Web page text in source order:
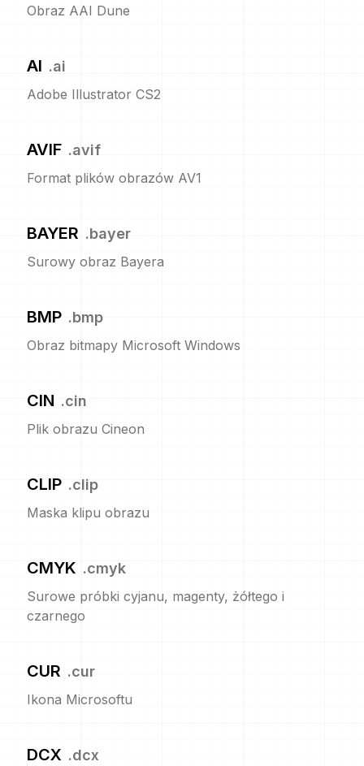
Obraz AAI Dune
AI .ai
Adobe Illustrator CS2
AVIF .avif
Format plików obrazów AV1
BAYER .bayer
Surowy obraz Bayera
BMP .bmp
Obraz bitmapy Microsoft Windows
CIN .cin
Plik obrazu Cineon
CLIP .clip
Maska klipu obrazu
CMYK .cmyk
Surowe próbki cyjanu, magenty, żółtego i
czarnego
CUR .cur
Ikona Microsoftu
DCX .dcx